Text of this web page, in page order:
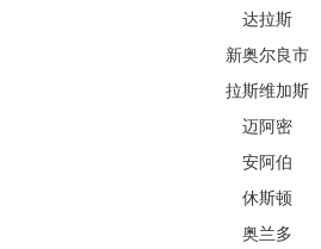
达拉斯
新奥尔良市
拉斯维加斯
迈阿密
安阿伯
休斯顿
奥兰多